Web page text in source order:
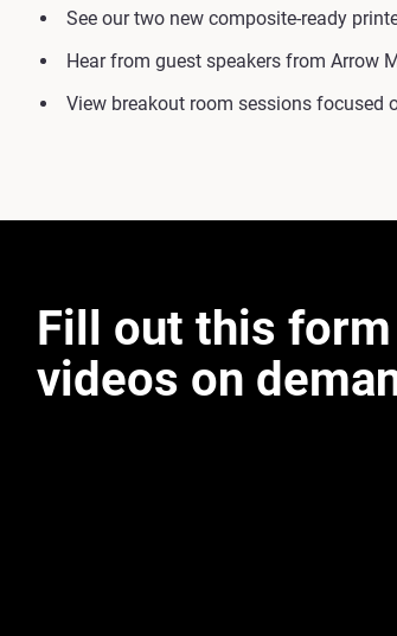
See our two new composite-ready
Hear from guest speakers from Arrow
View breakout room sessions focused
Fill out this
videos on